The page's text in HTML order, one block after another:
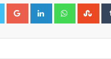
Google+ LinkedIn Whatsapp